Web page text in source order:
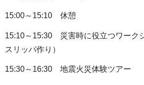
15:00～15:10 休憩
15:10～15:30 災害時に役立つワーク
スリッパ作り）
15:30～16:30 地震火災体験ツアー